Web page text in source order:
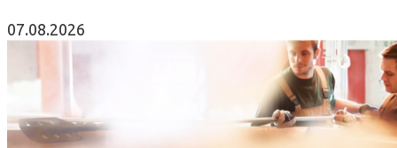
07.08.2026